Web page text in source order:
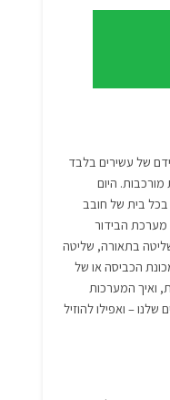
של עשירים בלבד
היום
בית של חובב
הבידור
בתאורה, שליטה
הכביסה או של
ואיך המערכות
– ואפילו להוזיל